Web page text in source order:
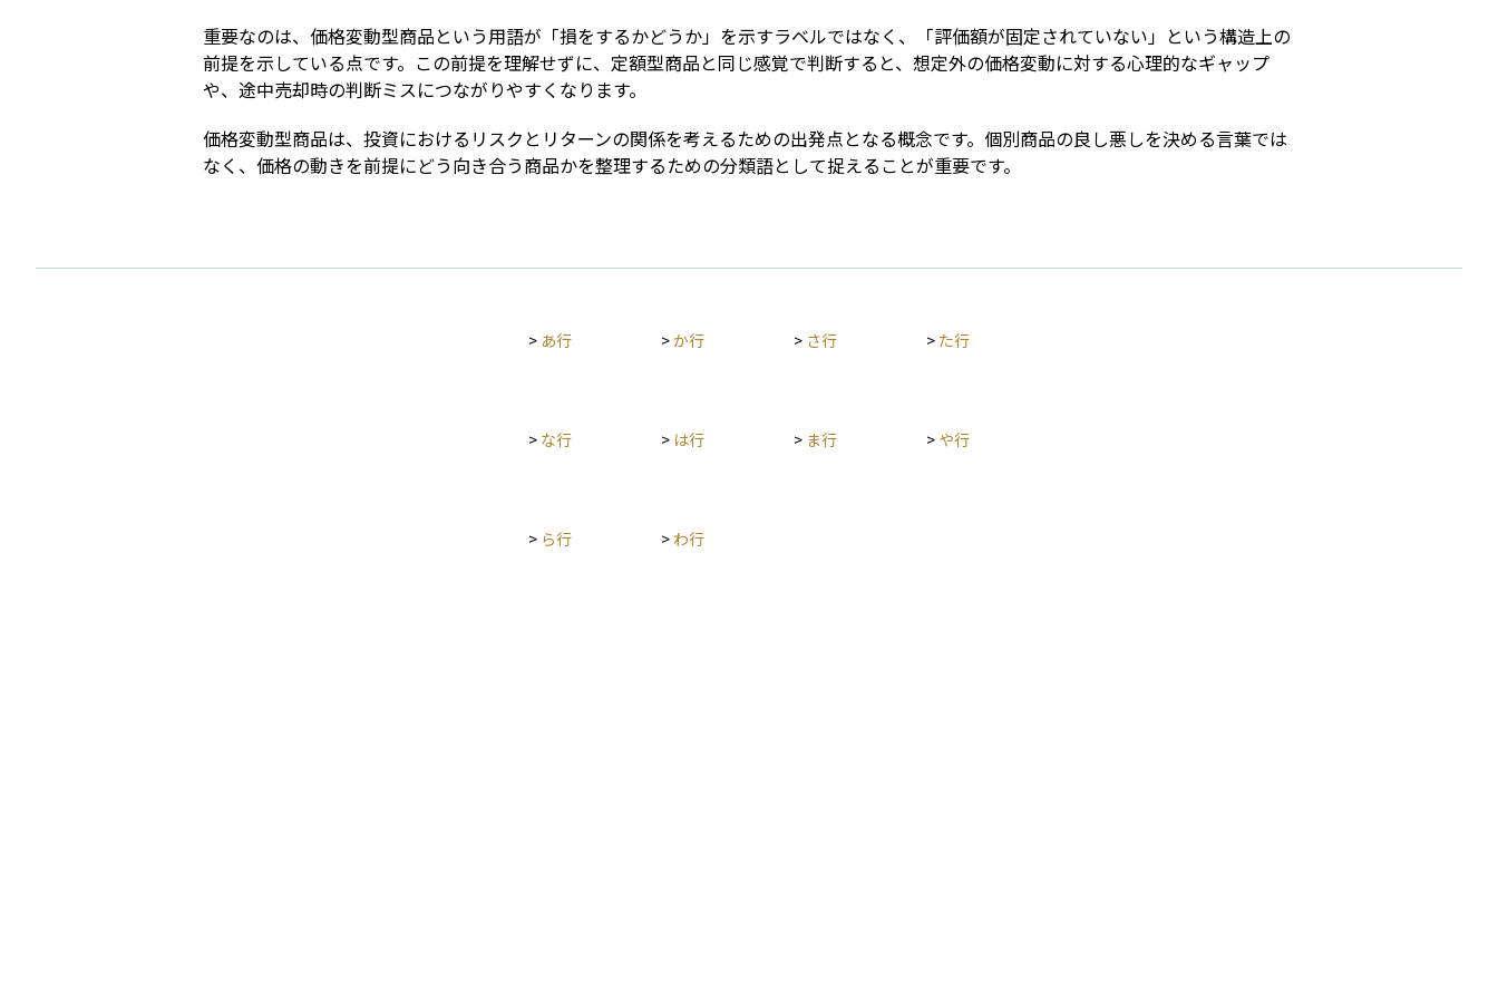
重要なのは、価格変動型商品という用語が「損をするかどうか」を示すラベルではなく、「評価額が固定されていない」という構造上の
前提を示している点です。この前提を理解せずに、定額型商品と同じ感覚で判断すると、想定外の価格変動に対する心理的なギャップ
や、途中売却時の判断ミスにつながりやすくなります。
価格変動型商品は、投資におけるリスクとリターンの関係を考えるための出発点となる概念です。個別商品の良し悪しを決める言葉では
なく、価格の動きを前提にどう向き合う商品かを整理するための分類語として捉えることが重要です。
> あ行 >か行 > さ行 > た行
> な行 > は行 > ま行 > や行
> ら行 > わ行